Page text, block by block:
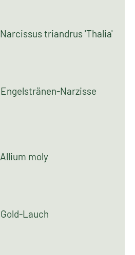
Narcissus triandrus 'Thalia'
Engelstränen-Narzisse
Allium moly
Gold-Lauch